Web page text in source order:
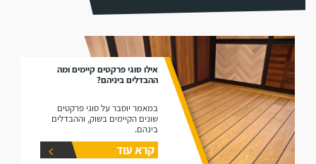
אילו סוגי פרקטים קיימים ומה
ההבדלים ביניהם?
במאמר יוסבר על סוגי פרקטים
שונים הקיימים בשוק, וההבדלים
בינהם.
קרא עוד